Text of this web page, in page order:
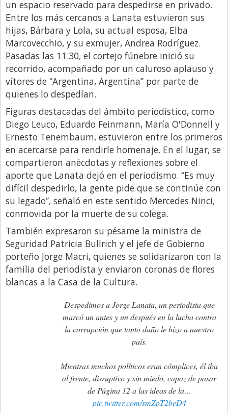
un espacio reservado para despedirse en privado.
Entre los más cercanos a Lanata estuvieron sus
hijas, Bárbara y Lola, su actual esposa, Elba
Marcovecchio, y su exmujer, Andrea Rodríguez.
Pasadas las 11:30, el cortejo fúnebre inició su
recorrido, acompañado por un caluroso aplauso y
vítores de “Argentina, Argentina” por parte de
quienes lo despedían.
Figuras destacadas del ámbito periodístico, como
Diego Leuco, Eduardo Feinmann, María O'Donnell y
Ernesto Tenembaum, estuvieron entre los primeros
en acercarse para rendirle homenaje. En el lugar, se
compartieron anécdotas y reflexiones sobre el
aporte que Lanata dejó en el periodismo. “Es muy
difícil despedirlo, la gente pide que se continúe con
su legado”, señaló en este sentido Mercedes Ninci,
conmovida por la muerte de su colega.
También expresaron su pésame la ministra de
Seguridad Patricia Bullrich y el jefe de Gobierno
porteño Jorge Macri, quienes se solidarizaron con la
familia del periodista y enviaron coronas de flores
blancas a la Casa de la Cultura.
Despedimos a Jorge Lanata, un periodista que
marcó un antes y un después en la lucha contra
la corrupción que tanto daño le hizo a nuestro
país.
Mientras muchos políticos eran cómplices, él iba
al frente, disruptivo y sin miedo, capaz de pasar
de Página 12 a las ideas de la…
pic.twitter.com/smZpT2beD4